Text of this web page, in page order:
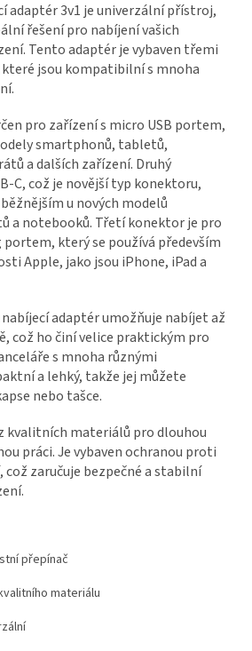
adaptér 3v1 je univerzální přístroj,
řešení pro nabíjení vašich
Tento adaptér je vybaven třemi
jsou kompatibilní s mnoha
pro zařízení s micro USB portem,
smartphonů, tabletů,
a dalších zařízení. Druhý
C, což je novější typ konektoru,
u nových modelů
a notebooků. Třetí konektor je pro
který se používá především
Apple, jako jsou iPhone, iPad a
adaptér umožňuje nabíjet až
což ho činí velice praktickým pro
s mnoha různými
a lehký, takže jej můžete
nebo tašce.
kvalitních materiálů pro dlouhou
práci. Je vybaven ochranou proti
zaručuje bezpečné a stabilní
přepínač
materiálu